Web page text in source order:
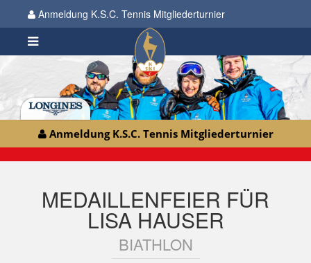
Anmeldung K.S.C. Tennis Mitgliederturnier
Anmeldung K.S.C. Tennis Mitgliederturnier
MEDAILLENFEIER FÜR
LISA HAUSER
BIATHLON